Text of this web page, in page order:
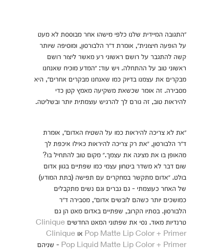
״התגובה המיידית שלנו כלפי מישהו אחר מבוססת לא מעט
על הופעה חיצונית״, אומרת ד״ר הלבורסון, ומוסיפה שיותר
קשה להתגבר על רושם ראשוני רע מאשר ליצור רושם
ראשוני טוב על ההתחלה. ויש עוד: ״המדע מוכיח שאנחנו
מבקרים את עצמנו בדיוק כמו שאנחנו מבקרים אחרים״, היא
מסבירה. זה אומר שכשאת משקיעה מאמץ קטן כדי
להיראות טוב, זה גורם לך להרגיש עוצמתית יותר ובשליטה.
״את לא צריכה להיראות כמו על השטיח האדום״, אומרת
ד״ר הלבורסון, ״את רק צריכה להיראות כאילו איכפת לך
מהאופן בו את מציגה את עצמך.״ מקום טוב להתחיל בו?
שום דבר לא משדר ביטחון עצמי כמו שפתיים בגוון אדום
בולט. ״אדום מתקשר במחקרים עם תפישה (בתת המודע)
של האחר כעוצמתי - גם גברים וגם נשים מתקבלים
כמושכים יותר כשהם לובשים אדום״, מסבירה ד״ר
הלבורסון. בסתיו הקרוב, שפתיים באדום מאט הן גם
טרנדיות מאוד. נסי את שפתוני המאט החדשים Clinique
Pop Matte Lip Color + Primer או Clinique
Pop Liquid Matte Lip Color + Primer - שניהם